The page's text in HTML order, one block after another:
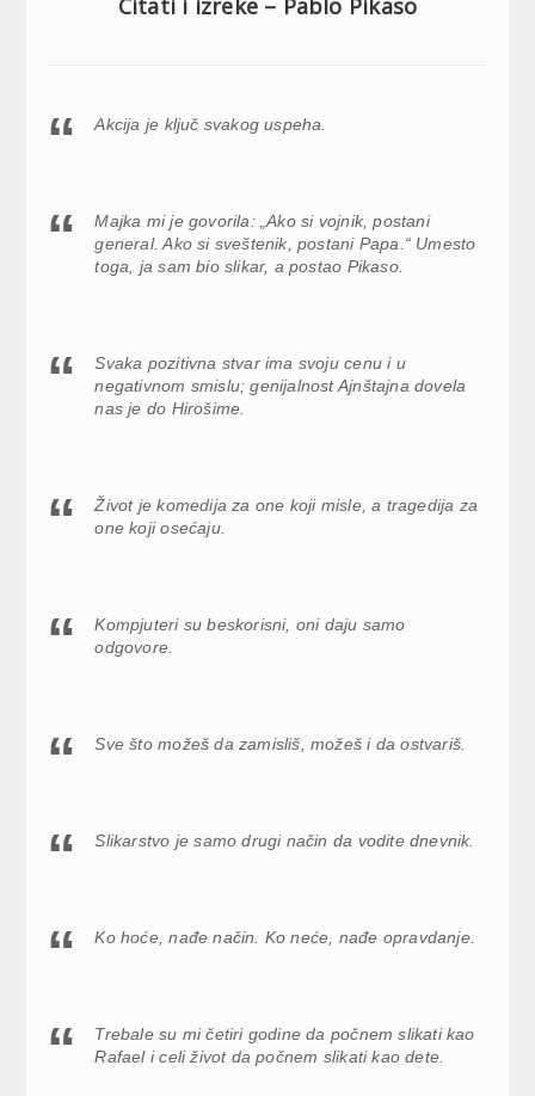
Citati i izreke – Pablo Pikaso
Akcija je ključ svakog uspeha.
Majka mi je govorila: „Ako si vojnik, postani
general. Ako si sveštenik, postani Papa.“ Umesto
toga, ja sam bio slikar, a postao Pikaso.
Svaka pozitivna stvar ima svoju cenu i u
negativnom smislu; genijalnost Ajnštajna dovela
nas je do Hirošime.
Život je komedija za one koji misle, a tragedija za
one koji osećaju.
Kompjuteri su beskorisni, oni daju samo
odgovore.
Sve što možeš da zamisliš, možeš i da ostvariš.
Slikarstvo je samo drugi način da vodite dnevnik.
Ko hoće, nađe način. Ko neće, nađe opravdanje.
Trebale su mi četiri godine da počnem slikati kao
Rafael i celi život da počnem slikati kao dete.